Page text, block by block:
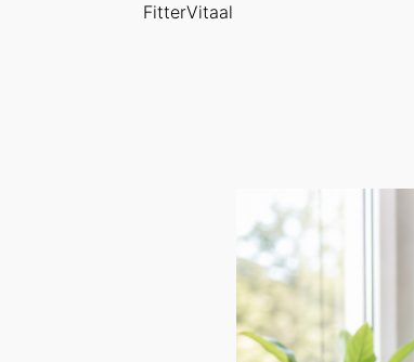
FitterVitaal